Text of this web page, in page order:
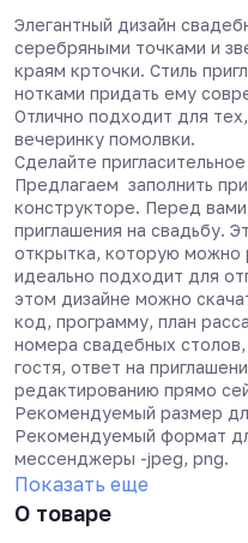
Элегантный дизайн
серебряными точками и
краям крточки. Стиль
нотками придать ему
Отлично подходит для
вечеринку помолвки.
Сделайте
Предлагаем заполнить
конструкторе. Перед
приглашения на свадьбу.
открытка, которую можно
идеально подходит для
этом дизайне можно
код, программу, план
номера свадебных
гостя, ответ на
редактированию прямо
Рекомендуемый размер
Рекомендуемый формат
мессенджеры -jpeg, png.
Показать еще
О товаре